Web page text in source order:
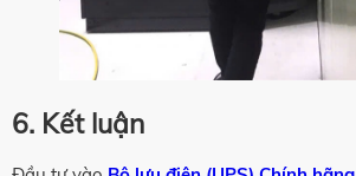
6. Kết luận